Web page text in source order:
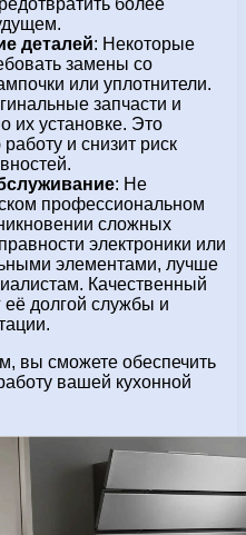
деталей: Некоторые
замены со
или уплотнители.
запчасти и
их установке. Это
и снизит риск
: Не
профессиональном
сложных
электроники или
элементами, лучше
Качественный
её долгой службы и
вы сможете обеспечить
вашей кухонной